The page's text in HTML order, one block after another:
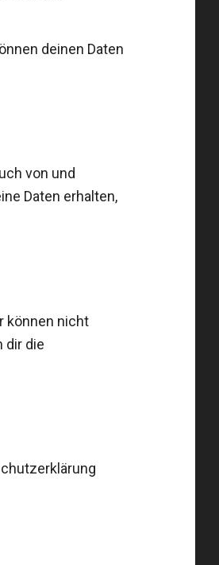
deinen Daten
von und
Daten erhalten,
können nicht
dir die